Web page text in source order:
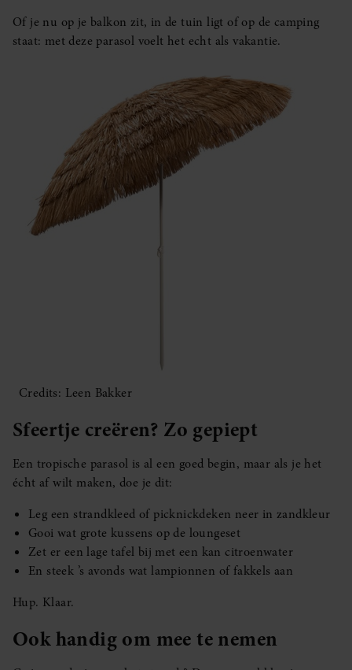
Of je nu op je balkon zit, in de tuin ligt of op de camping
staat: met deze parasol voelt het echt als vakantie.
Credits: Leen Bakker
Sfeertje creëren? Zo gepiept
Een tropische parasol is al een goed begin, maar als je het
écht af wilt maken, doe je dit:
Leg een strandkleed of picknickdeken neer in zandkleur
Gooi wat grote kussens op de loungeset
Zet er een lage tafel bij met een kan citroenwater
En steek ’s avonds wat lampionnen of fakkels aan
Hup. Klaar.
Ook handig om mee te nemen